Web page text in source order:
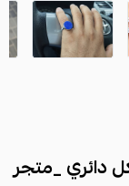
دائري _متجر